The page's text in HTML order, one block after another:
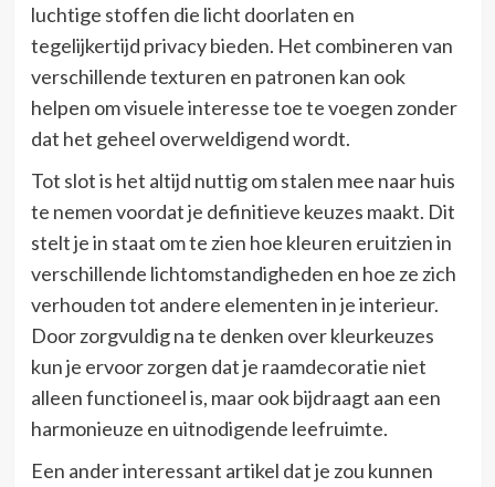
luchtige stoffen die licht doorlaten en
tegelijkertijd privacy bieden. Het combineren van
verschillende texturen en patronen kan ook
helpen om visuele interesse toe te voegen zonder
dat het geheel overweldigend wordt.
Tot slot is het altijd nuttig om stalen mee naar huis
te nemen voordat je definitieve keuzes maakt. Dit
stelt je in staat om te zien hoe kleuren eruitzien in
verschillende lichtomstandigheden en hoe ze zich
verhouden tot andere elementen in je interieur.
Door zorgvuldig na te denken over kleurkeuzes
kun je ervoor zorgen dat je raamdecoratie niet
alleen functioneel is, maar ook bijdraagt aan een
harmonieuze en uitnodigende leefruimte.
Een ander interessant artikel dat je zou kunnen